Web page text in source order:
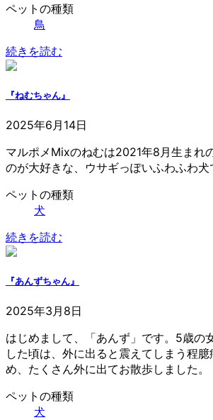
ペットの種類
鳥
続きを読む
『ねむちゃん』
2025年6月14日
マルポメMixのねむは2021年8月生まれ
のが大好きな、ウサギっぽいふわふわ犬
ペットの種類
犬
続きを読む
『あんずちゃん』
2025年3月8日
はじめまして、「あんず」です。5歳の
した頃は、外に出ると震えてしまう程
め、たくさん外に出てお散歩しました。
ペットの種類
犬